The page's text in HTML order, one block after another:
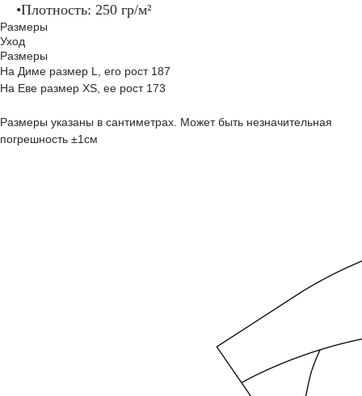
•Плотность: 250 гр/м²
Размеры
Уход
Размеры
На Диме размер L, его рост 187
На Еве размер XS, ее рост 173
Размеры указаны в сантиметрах. Может быть незначительная
погрешность ±1см